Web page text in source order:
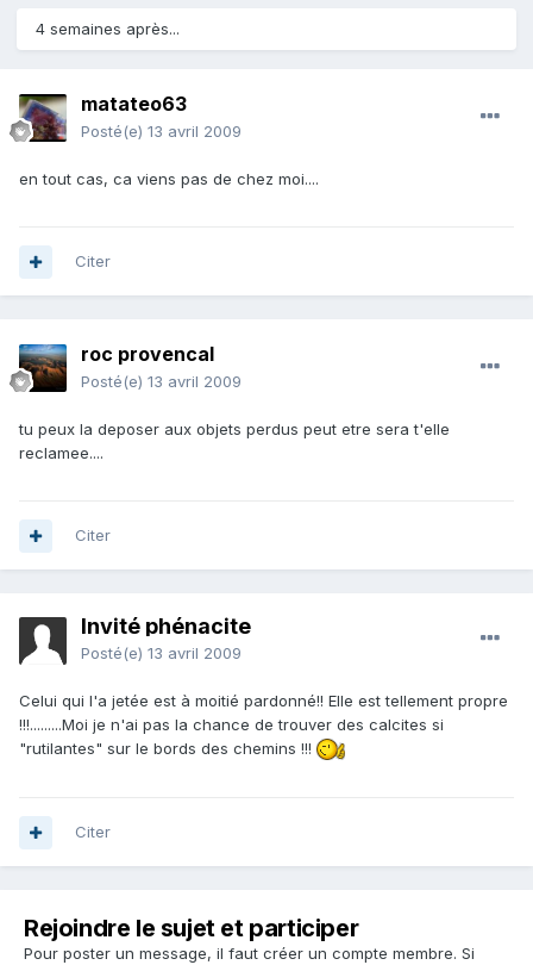
4 semaines après...
matateo63
Posté(e) 13 avril 2009
en tout cas, ca viens pas de chez moi....
Citer
roc provencal
Posté(e) 13 avril 2009
tu peux la deposer aux objets perdus peut etre sera t'elle
reclamee....
Citer
Invité phénacite
Posté(e) 13 avril 2009
Celui qui l'a jetée est à moitié pardonné!! Elle est tellement propre
!!!.........Moi je n'ai pas la chance de trouver des calcites si
"rutilantes" sur le bords des chemins !!!
Citer
Rejoindre le sujet et participer
Pour poster un message, il faut créer un compte membre. Si